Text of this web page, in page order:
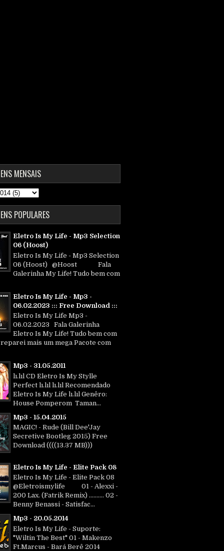
MENSAIS
POPULARES
Eletro Is My Life - Mp3 Selection
06 (Hoost)
Eletro Is My Life - Mp3 Selection
06 (Hoost) @Hoost Fala
Galerinha My Life! Tudo bem com
Eletro Is My Life - Mp3 -
06.02.2023 ::: Free Download :::
Eletro Is My Life Mp3 -
06.02.2023 Fala Galerinha
Eletro Is My Life! Tudo bem com
mais um mega Pacote com
Mp3 - 31.05.2011
lı.lıl CD Eletro Is My Stylle
Perfect lı.lıl lı.lıl Recomendado
Eletro Is My Life lı.lıl Genêro:
House Pomperom Taman...
Mp3 - 15.04.2015
MAGIC! - Rude (Bill Dee'Jay
Secretive Bootleg 2015) Free
Download ((((13.37 MB)))
Eletro Is My Life - Elite Pack 08
Eletro Is My Life - Elite Pack 08
@Eletroismylife 01 - Alexxi -
200 Lax. (Fatrik Remix) .......... 02 -
Benny Benassi - Satisfac...
Mp3 - 20.05.2014
Eletro Is My Life - Suporte:
"Wiltin The Best" 01 - Makenzo
Ft.Marcus - Bará Berê 2014